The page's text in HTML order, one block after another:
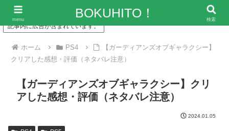
記事内に広告が含まれています。
ホーム PS4
【ガーディアンズオブギャラクシー】
クリアした感想・評価（ネタバレ注意）
【ガーディアンズオブギャラクシー】クリ
アした感想・評価（ネタバレ注意）
2024.01.05
menu BOKUHITO！ 検索